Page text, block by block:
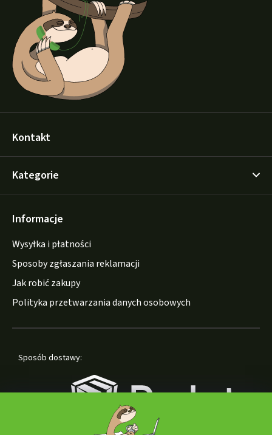
Kontakt
Kategorie
Informacje
Wysyłka i płatności
Sposoby zgłaszania reklamacji
Jak robić zakupy
Polityka przetwarzania danych osobowych
Sposób dostawy: